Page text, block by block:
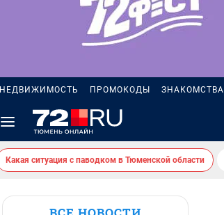
НЕДВИЖИМОСТЬ ПРОМОКОДЫ ЗНАКОМСТВА
Какая ситуация с паводком в Тюменской области